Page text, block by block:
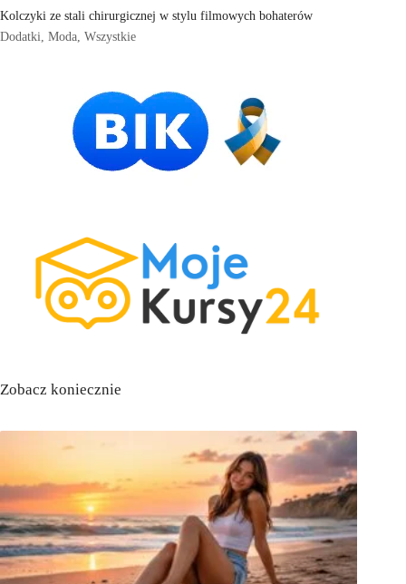
Kolczyki ze stali chirurgicznej w stylu filmowych bohaterów
Dodatki Moda Wszystkie
Zobacz koniecznie